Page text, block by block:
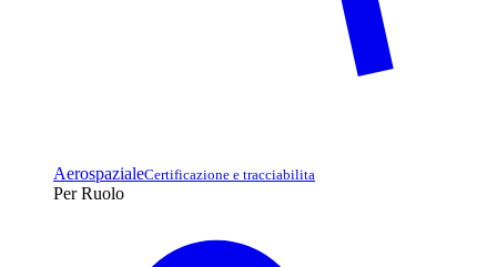
AerospazialeCertificazione e tracciabilita
Per Ruolo